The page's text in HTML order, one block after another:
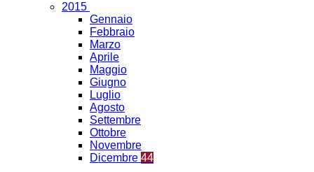
2015
Gennaio
Febbraio
Marzo
Aprile
Maggio
Giugno
Luglio
Agosto
Settembre
Ottobre
Novembre
Dicembre 44